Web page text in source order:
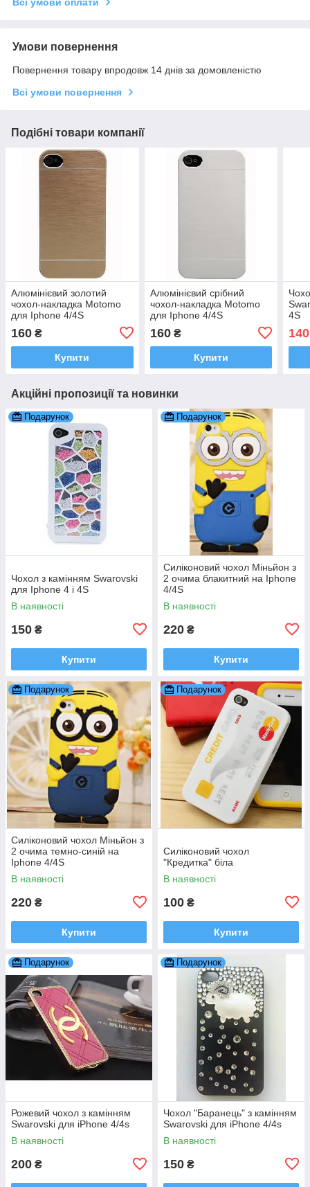
Всі умови оплати
Умови повернення
Повернення товару впродовж 14 днів за домовленістю
Всі умови повернення
Подібні товари компанії
Алюмінієвий золотий
чохол-накладка Motomo
для Iphone 4/4S
160 ₴
Купити
Алюмінієвий срібний
чохол-накладка Motomo
для Iphone 4/4S
160₴
Купити
4S
140
Акційні пропозиції та новинки
Подарунок
Чохол з камінням Swarovski
для Iphone 4 і 4S
В наявності
150 ₴
Купити
Подарунок
Силіконовий чохол Міньйон з
2 очима блакитний на Iphone
4/4S
В наявності
220 ₴
Купити
Подарунок
Силіконовий чохол Міньйон з
2 очима темно-синій на
Iphone 4/4S
В наявності
220 ₴
Купити
Подарунок
Силіконовий чохол
"Кредитка" біла
В наявності
100 ₴
Купити
Подарунок
Рожевий чохол з камінням
Swarovski для iPhone 4/4s
В наявності
200 ₴
Подарунок
Чохол "Баранець" з камінням
Swarovski для iPhone 4/4s
В наявності
150 ₴